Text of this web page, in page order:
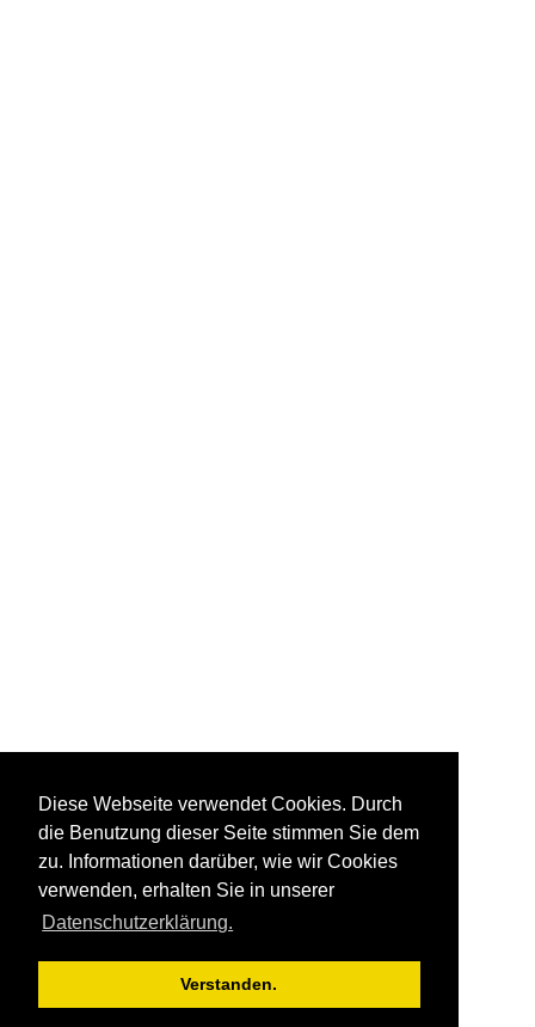
Diese Webseite verwendet Cookies. Durch
die Benutzung dieser Seite stimmen Sie dem
zu. Informationen darüber, wie wir Cookies
verwenden, erhalten Sie in unserer
Datenschutzerklärung.
Verstanden.